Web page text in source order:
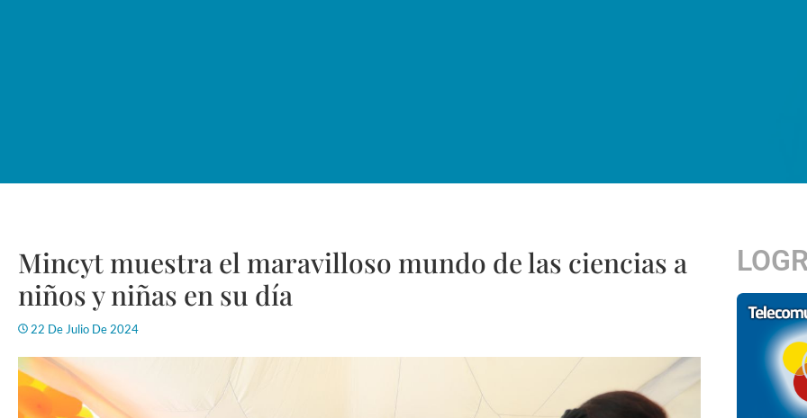
Mincyt muestra el maravilloso mundo de las ciencias a
niños y niñas en su día
22 De Julio De 2024